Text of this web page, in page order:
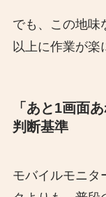
でも、この地味
以上に作業が楽
「あと1画面
判断基準
モバイルモニタ